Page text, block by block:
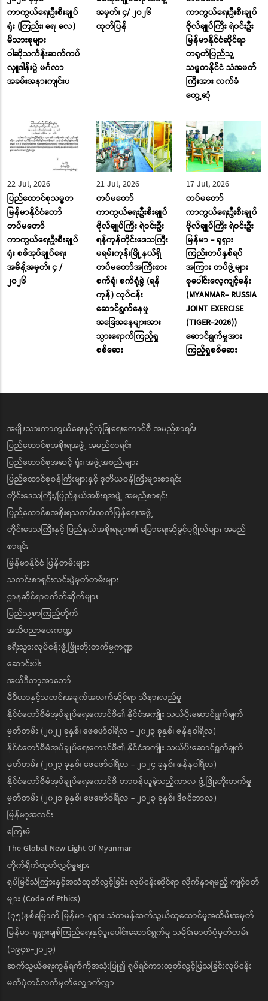
ကာကွယ်ရေးဦးစီးချုပ်
ရုံး (ကြည်း၊ ရေ၊ လေ)
မိသားစုများ
ဝါဆိုသင်္ကန်းဆက်ကပ်
လှူဒါန်းပွဲ မင်္ဂလာ
အခမ်းအနားကျင်းပ
အမှတ်၊ ၄/ ၂၀၂၆
ထုတ်ပြန်
ကာကွယ်ရေးဦးစီးချုပ်
ဗိုလ်ချုပ်ကြီး ရဲဝင်းဦး
မြန်မာနိုင်ငံဆိုင်ရာ
တရုတ်ပြည်သူ့
သမ္မတနိုင်ငံ သံအမတ်
ကြီးအား လက်ခံ
တွေ့ဆုံ
22 Jul, 2026
ပြည်ထောင်စုသမ္မတ
မြန်မာနိုင်ငံတော်
တပ်မတော်
ကာကွယ်ရေးဦးစီးချုပ်
ရုံး စစ်အုပ်ချုပ်ရေး
အမိန့်အမှတ်၊ ၄ /
၂၀၂၆
21 Jul, 2026
တပ်မတော်
ကာကွယ်ရေးဦးစီးချုပ်
ဗိုလ်ချုပ်ကြီး ရဲဝင်းဦး
ရန်ကုန်တိုင်းဒေသကြီး
မရမ်းကုန်းမြို့နယ်ရှိ
တပ်မတော်အကြီးစား
စက်ရုံ၊ စက်ရုံခွဲ (ရန်
ကုန်) လုပ်ငန်း
ဆောင်ရွက်နေမှု
အခြေအနေများအား
သွားရောက်ကြည့်ရှု
စစ်ဆေး
17 Jul, 2026
တပ်မတော်
ကာကွယ်ရေးဦးစီးချုပ်
ဗိုလ်ချုပ်ကြီး ရဲဝင်းဦး
မြန်မာ - ရုရှား
ကြည်းတပ်နှစ်ရပ်
အကြား တပ်ဖွဲ့များ
စုပေါင်းလေ့ကျင့်ခန်း
(MYANMAR- RUSSIA
JOINT EXERCISE
(TIGER-2026))
ဆောင်ရွက်မှုအား
ကြည့်ရှုစစ်ဆေး
အမျိုးသားကာကွယ်ရေးနှင့်လုံခြုံရေးကောင်စီ အမည်စာရင်း
ပြည်ထောင်စုအစိုးရအဖွဲ့ အမည်စာရင်း
ပြည်ထောင်စုအဆင့် ရုံး၊ အဖွဲ့အစည်းများ
ပြည်ထောင်စုဝန်ကြီးများနှင့် ဒုတိယဝန်ကြီးများစာရင်း
တိုင်းဒေသကြီး/ပြည်နယ်အစိုးရအဖွဲ့ အမည်စာရင်း
ပြည်ထောင်စုအစိုးရသတင်းထုတ်ပြန်ရေးအဖွဲ့
တိုင်းဒေသကြီးနှင့် ပြည်နယ်အစိုးရများ၏ ပြောရေးဆိုခွင့်ပုဂ္ဂိုလ်များ အမည်
စာရင်း
မြန်မာနိုင်ငံ ပြန်တမ်းများ
သတင်းစာရှင်းလင်းပွဲမှတ်တမ်းများ
ဌာနဆိုင်ရာဝက်ဘ်ဆိုက်များ
ပြည်သူ့စာကြည့်တိုက်
အသိပညာပေးကဏ္ဍ
ခရီးသွားလုပ်ငန်းဖွံ့ဖြိုးတိုးတက်မှုကဏ္ဍ
ဆောင်းပါး
အယ်ဒီတာ့အာဘော်
မီဒီယာနှင့်သတင်းအချက်အလက်ဆိုင်ရာ သိနားလည်မှု
နိုင်ငံတော်စီမံအုပ်ချုပ်ရေးကောင်စီ၏ နိုင်ငံအကျိုး သယ်ပိုးဆောင်ရွက်ချက်
မှတ်တမ်း (၂၀၂၂ ခုနှစ်၊ ဖေဖော်ဝါရီလ - ၂၀၂၃ ခုနှစ်၊ ဇန်နဝါရီလ)
နိုင်ငံတော်စီမံအုပ်ချုပ်ရေးကောင်စီ၏ နိုင်ငံအကျိုး သယ်ပိုးဆောင်ရွက်ချက်
မှတ်တမ်း (၂၀၂၃ ခုနှစ်၊ ဖေဖော်ဝါရီလ - ၂၀၂၄ ခုနှစ်၊ ဇန်နဝါရီလ)
နိုင်ငံတော်စီမံအုပ်ချုပ်ရေးကောင်စီ တာဝန်ယူခဲ့သည့်ကာလ ဖွံ့ဖြိုးတိုးတက်မှု
မှတ်တမ်း (၂၀၂၁ ခုနှစ်၊ ဖေဖော်ဝါရီလ - ၂၀၂၃ ခုနှစ်၊ ဒီဇင်ဘာလ)
မြန်မာ့အလင်း
ကြေးမုံ
The Global New Light Of Myanmar
တိုက်ရိုက်ထုတ်လွှင့်မှုများ
ရုပ်မြင်သံကြားနှင့်အသံထုတ်လွှင့်ခြင်း လုပ်ငန်းဆိုင်ရာ လိုက်နာရမည့် ကျင့်ဝတ်
များ (Code of Ethics)
(၇၅)နှစ်မြောက် မြန်မာ-ရုရှား သံတမန်ဆက်သွယ်ထူထောင်မှုအထိမ်းအမှတ်
မြန်မာ-ရုရှားချစ်ကြည်ရေးနှင့်ပူးပေါင်းဆောင်ရွက်မှု သမိုင်းဓာတ်ပုံမှတ်တမ်း
(၁၉၄၈-၂၀၂၃)
ဆက်သွယ်ရေးကွန်ရက်ကိုအသုံးပြု၍ ရုပ်ရှင်ကားထုတ်လွှင့်ပြသခြင်းလုပ်ငန်း
မှတ်ပုံတင်လက်မှတ်လျှောက်လွှာ